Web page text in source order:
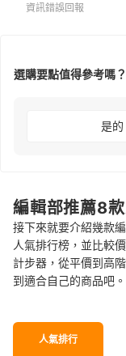
資訊錯誤回報
選購要點值得參考嗎？
是的
編輯部推薦8
接下來就要介紹幾款
人氣排行榜，並比較
計步器，從平價到高
到適合自己的商品吧。
人氣排行